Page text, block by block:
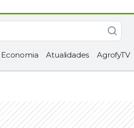
Economia Atualidades AgrofyTV